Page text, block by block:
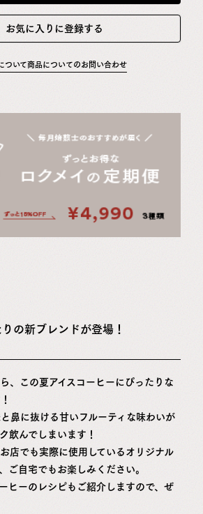
お気に入りに登録する
ついて商品についてのお問い合わせ
の新ブレンドが登場！
、この夏アイスコーヒーにぴったりな
鼻に抜ける甘いフルーティな味わいが
飲んでしまいます！
店でも実際に使用しているオリジナル
ご自宅でもお楽しみください。
ヒーのレシピもご紹介しますので、ぜ